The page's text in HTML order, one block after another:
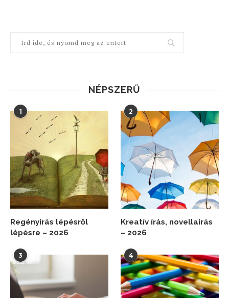
NÉPSZERŰ
1
Regényírás lépésről
lépésre – 2026
2
Kreatív írás, novellaírás
– 2026
3 4